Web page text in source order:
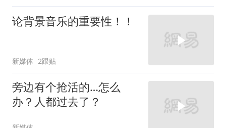
论背景音乐的重要性！！
新媒体 2跟贴
旁边有个抢活的…怎么
办？人都过去了？